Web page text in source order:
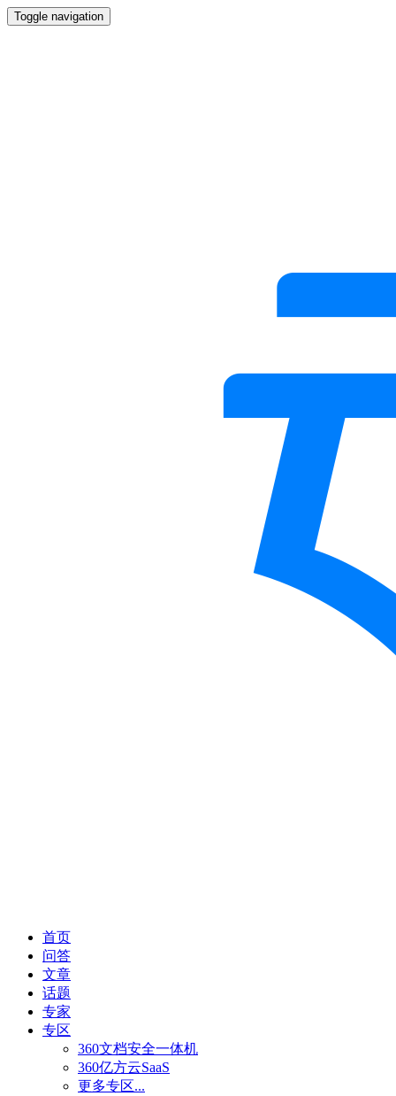
Toggle navigation
首页
问答
文章
话题
专家
专区
360文档安全一体机
360亿方云SaaS
更多专区...